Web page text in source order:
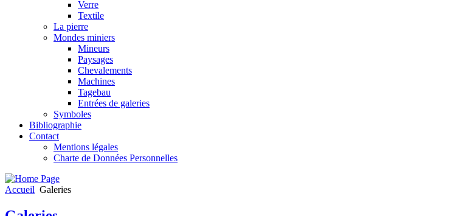
Verre
Textile
La pierre
Mondes miniers
Mineurs
Paysages
Chevalements
Machines
Tagebau
Entrées de galeries
Symboles
Bibliographie
Contact
Mentions légales
Charte de Données Personnelles
Accueil Galeries